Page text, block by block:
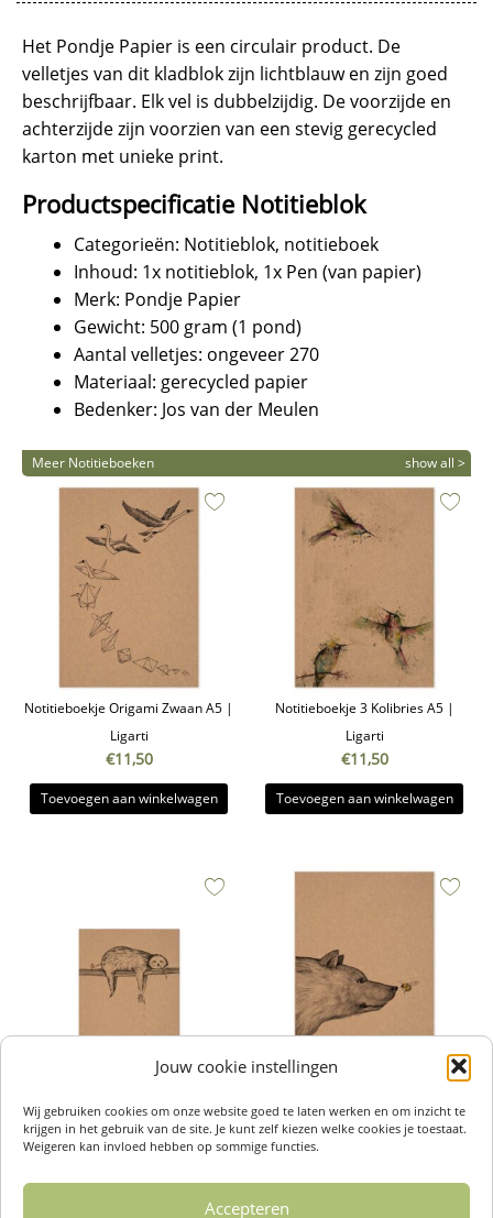
Jouw cookie instellingen
Wij gebruiken cookies om onze website goed te laten werken en om inzicht te
krijgen in het gebruik van de site. Je kunt zelf kiezen welke cookies je toestaat.
Weigeren kan invloed hebben op sommige functies.
Accepteren
Het Pondje Papier is een circulair product. De
velletjes van dit kladblok zijn lichtblauw en zijn goed
beschrijfbaar. Elk vel is dubbelzijdig. De voorzijde en
achterzijde zijn voorzien van een stevig gerecycled
karton met unieke print.
Productspecificatie Notitieblok
Categorieën: Notitieblok, notitieboek
Inhoud: 1x notitieblok, 1x Pen (van papier)
Merk: Pondje Papier
Gewicht: 500 gram (1 pond)
Aantal velletjes: ongeveer 270
Materiaal: gerecycled papier
Bedenker: Jos van der Meulen
Meer Notitieboeken show all >
Notitieboekje Origami Zwaan A5 |
Ligarti
€11,50
Toevoegen aan winkelwagen
Notitieboekje 3 Kolibries A5 |
Ligarti
€11,50
Toevoegen aan winkelwagen
€7,95
Toevoegen aan winkelwagen
Ligarti
Toevoegen aan winkelwagen